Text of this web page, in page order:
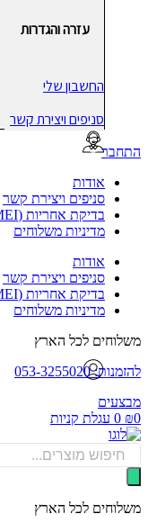
עזרה והגדרות
החשבון שלי
סניפים ויצירת קשר
אודות
סניפים ויצירת קשר
בדיקת אחריות (IMEI)
מדיניות משלוחים
אודות
סניפים ויצירת קשר
בדיקת אחריות (IMEI)
מדיניות משלוחים
לכל הארץ
053-3255020
0 עגלת קניות
לכל הארץ